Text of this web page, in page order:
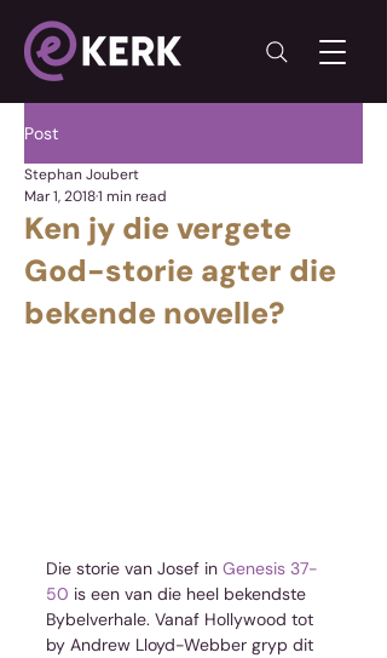
Post
Ken jy die vergete
God-storie agter die
bekende novelle?
Stephan Joubert
Mar 1, 20181 min read
Die storie van Josef in Genesis 37-
50 is een van die heel bekendste
Bybelverhale. Vanaf Hollywood tot
by Andrew Lloyd-Webber gryp dit